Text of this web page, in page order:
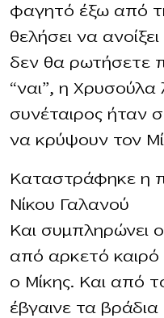
φαγητό έξω από
θελήσει να
δεν θα ρωτήσετε
“ναι”, η Χρυσούλα
συνέταιρος ήταν
να κρύψουν τον
Καταστράφηκε η
Νίκου Γαλανού
Και συμπληρώνει
από αρκετό καιρό
ο Μίκης. Και από
έβγαινε τα